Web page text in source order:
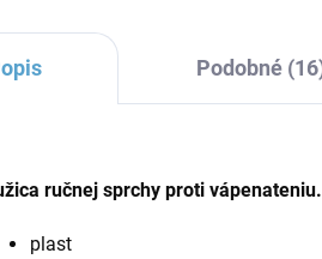
Podobné
ručnej sprchy proti vápenateniu.
plast